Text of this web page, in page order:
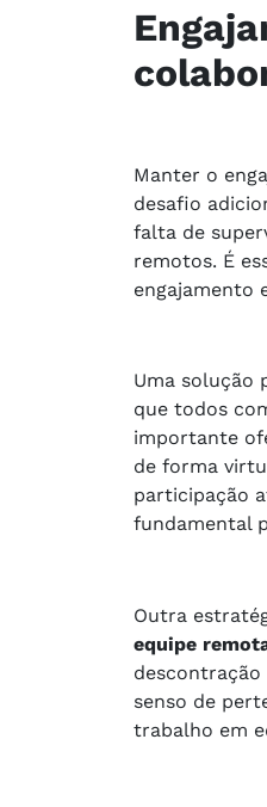
Manter o
desafio
falta de
remotos. É
engajamento
Uma solução
que todos
importante
de forma
participação
fundamental
Outra
equipe
senso de
trabalho em